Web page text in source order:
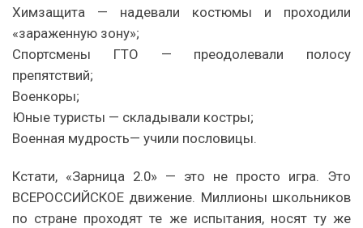
Химзащита — надевали костюмы и проходили
«зараженную зону»;
Cпортсмены ГТО — преодолевали полосу
препятствий;
Военкоры;
Юные туристы — складывали костры;
Военная мудрость— учили пословицы.
Кстати, «Зарница 2.0» — это не просто игра. Это
ВСЕРОССИЙСКОЕ движение. Миллионы школьников
по стране проходят те же испытания, носят ту же